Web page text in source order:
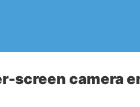
screen camera